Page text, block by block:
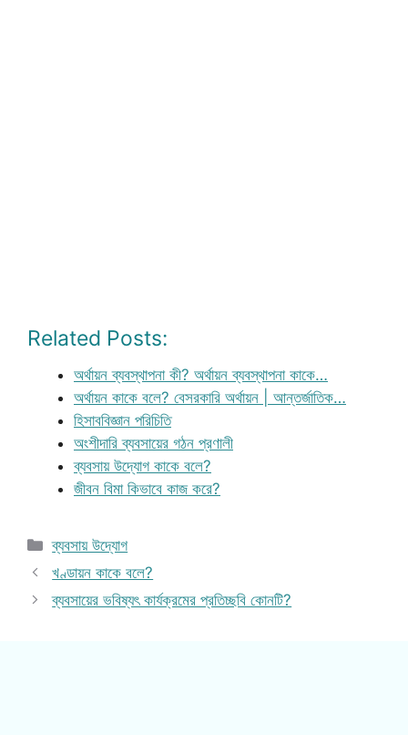
Related Posts:
অর্থায়ন ব্যবস্থাপনা কী? অর্থায়ন ব্যবস্থাপনা কাকে…
অর্থায়ন কাকে বলে? বেসরকারি অর্থায়ন | আন্তর্জাতিক…
হিসাববিজ্ঞান পরিচিতি
অংশীদারি ব্যবসায়ের গঠন প্রণালী
ব্যবসায় উদ্যোগ কাকে বলে?
জীবন বিমা কিভাবে কাজ করে?
Categories
ব্যবসায় উদ্যোগ
খণ্ডায়ন কাকে বলে?
ব্যবসায়ের ভবিষ্যৎ কার্যক্রমের প্রতিচ্ছবি কোনটি?